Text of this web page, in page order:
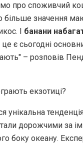
про споживчий
більше значення
І банани
є сьогодні
– розповів
екзотиці?
унікальна
дорожчими за
боку океану.